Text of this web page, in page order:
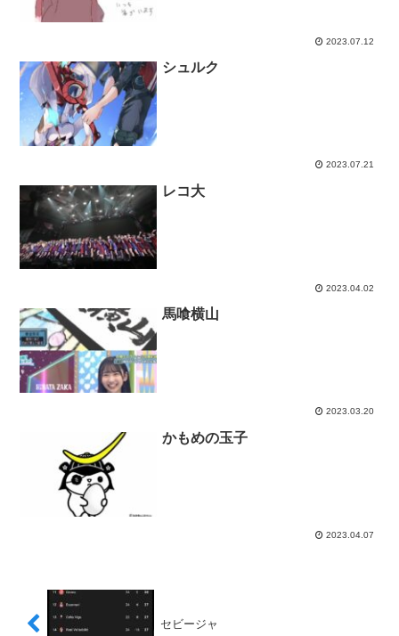
2023.07.12
シュルク
2023.07.21
レコ大
2023.04.02
馬喰横山
2023.03.20
かもめの玉子
2023.04.07
セビージャ